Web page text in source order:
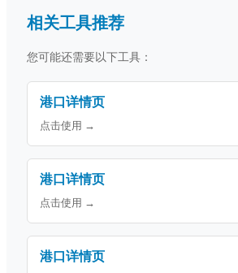
相关工具推荐
您可能还需要以下工具：
港口详情页
点击使用 →
港口详情页
点击使用 →
港口详情页